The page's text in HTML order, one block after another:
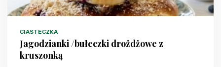
CIASTECZKA
Jagodzianki /bułeczki drożdżowe z
kruszonką